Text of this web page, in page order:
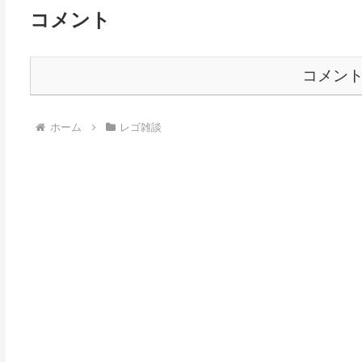
コメント
コメン
ホーム レゴ雑談